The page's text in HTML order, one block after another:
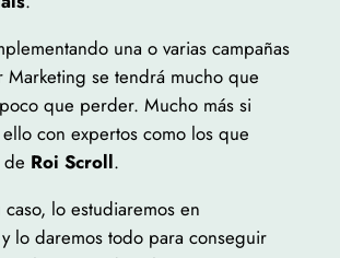
una o varias campañas
se tendrá mucho que
que perder. Mucho más si
con expertos como los que
Roi Scroll.
lo estudiaremos en
lo daremos todo para conseguir